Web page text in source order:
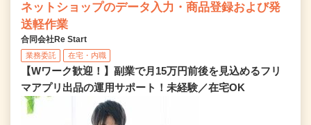
ネットショップのデータ入力・商品登録および発
送軽作業
合同会社Re Start
業務委託 在宅・内職
【Wワーク歓迎！】副業で月15万円前後を見込めるフリ
マアプリ出品の運用サポート！未経験／在宅OK